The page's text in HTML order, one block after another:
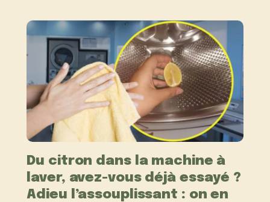
Du citron dans la machine à
laver, avez-vous déjà essayé ?
Adieu l’assouplissant : on en